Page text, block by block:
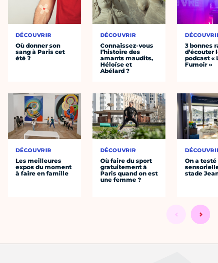
DÉCOUVRIR
Où donner son
sang à Paris cet
été ?
DÉCOUVRIR
Les meilleures
expos du moment
à faire en famille
DÉCOUVRIR
Connaissez-vous
l’histoire des
amants maudits,
Héloïse et
Abélard ?
DÉCOUVRIR
Où faire du sport
gratuitement à
Paris quand on est
une femme ?
3 bonnes
d’écouter
podcast «
Fumoir »
On a
stade